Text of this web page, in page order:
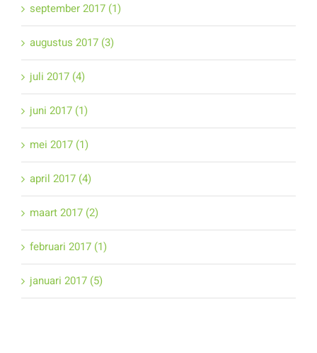
september 2017 (1)
augustus 2017 (3)
juli 2017 (4)
juni 2017 (1)
mei 2017 (1)
april 2017 (4)
maart 2017 (2)
februari 2017 (1)
januari 2017 (5)